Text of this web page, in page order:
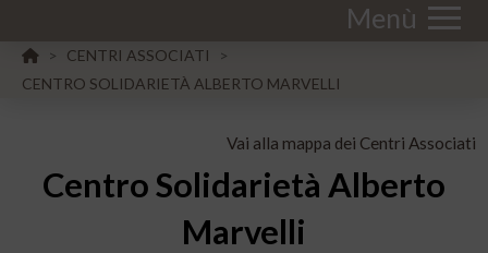
Menù
HOME
> CENTRI ASSOCIATI
>
CENTRO SOLIDARIETÀ ALBERTO MARVELLI
Vai alla mappa dei Centri Associati
Centro Solidarietà Alberto
Marvelli